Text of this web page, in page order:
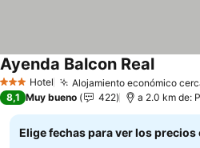
3 Estrellas
Hotel Alojamiento económico
Ayenda Balcon Real
8,1 Muy bueno 422 a 2.0 km de:
Elige fechas para ver los precios